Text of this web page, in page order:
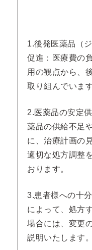
1.後発医薬品（
促進：医療費の
用の観点から、
取り組んでいます
2.医薬品の安定
薬品の供給不足
に、治療計画の
適切な処方調整
おります。
3.患者様への十
によって、処方
場合には、変更
説明いたします。